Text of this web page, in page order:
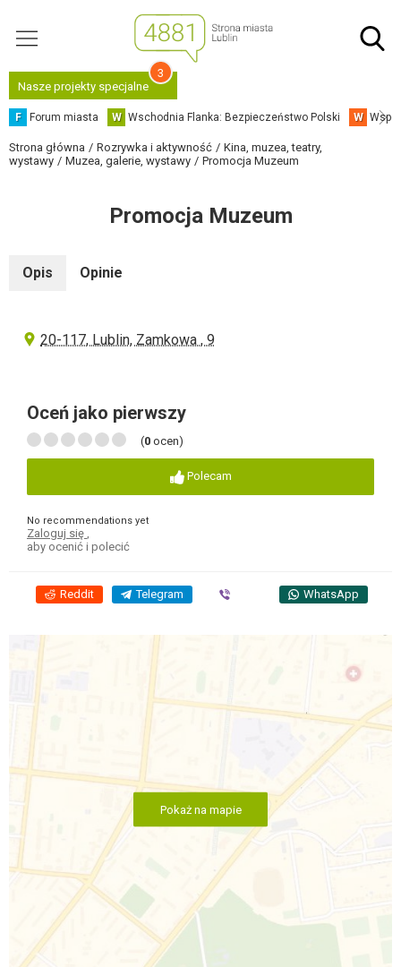
Nasze projekty specjalne
3
F Forum miasta W Wschodnia Flanka: Bezpieczeństwo Polski W
Strona główna Rozrywka i aktywność
Kina, muzea, teatry,
wystawy
Muzea, galerie, wystawy Promocja Muzeum
Promocja Muzeum
Opis Opinie
20-117, Lublin, Zamkowa , 9
Oceń jako pierwszy
(0 ocen)
Polecam
No recommendations yet
Zaloguj się
aby ocenić i polecić
Reddit Telegram WhatsApp
Pokaż na mapie